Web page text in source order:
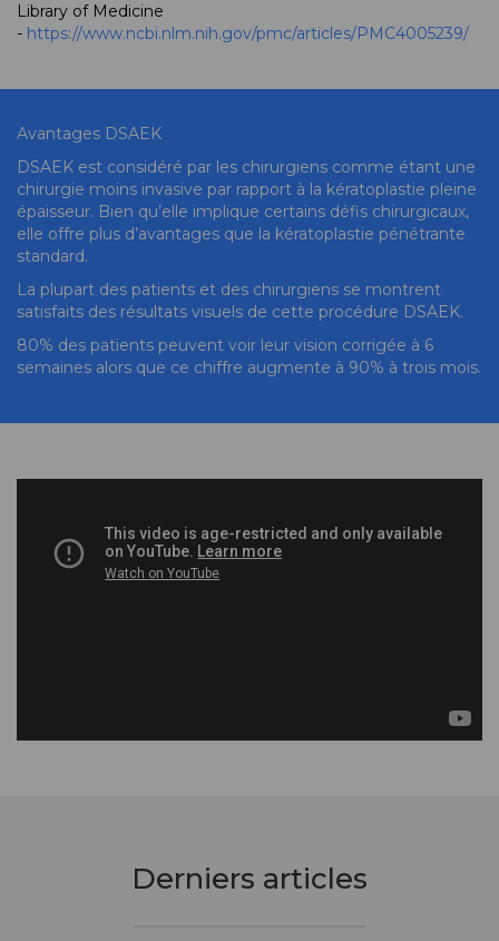
Library of Medicine
- https://www.ncbi.nlm.nih.gov/pmc/articles/PMC4005239/
Avantages DSAEK
DSAEK est considéré par les chirurgiens comme étant une
chirurgie moins invasive par rapport à la kératoplastie pleine
épaisseur. Bien qu’elle implique certains défis chirurgicaux,
elle offre plus d’avantages que la kératoplastie pénétrante
standard.
La plupart des patients et des chirurgiens se montrent
satisfaits des résultats visuels de cette procédure DSAEK.
80% des patients peuvent voir leur vision corrigée à 6
semaines alors que ce chiffre augmente à 90% à trois mois.
Derniers articles